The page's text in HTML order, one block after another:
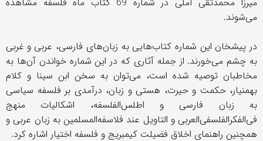
می‌شوند.
در پیشخان این شماره کتاب‌هایی به زبان‌های فارسی، عربی و غربی
به چشم می‌خورند. از جمله آثاری که در این شماره خواندن آن‌ها به
مخاطبان توصیه شده است، می‌توان به سخن ابن سینا و کلام
بهمنیار، حکمت و حیرت، هستی و زبان، درآمدی بر فلسفه سیاسی
به زبان فارسی و اطلس‌الفلسفه، اشکالیات منهج
فی‌الفکر‌الفلسفی‌العربی و التاویل عند فلاسفه‌المسلمین به زبان عربی و
همچنین راهنمای اخلاق فضیلت کیمبریج و فلسفه اختیار اشاره کرد.